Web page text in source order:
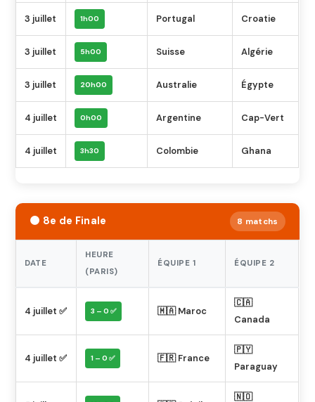
3 juillet 1h00 Portugal Croatie
3 juillet 5h00 Suisse Algérie
3 juillet 20h00 Australie Égypte
4 juillet 0h00 Argentine Cap-Vert
4 juillet 3h30 Colombie Ghana
🟠 8e de Finale 8 matchs
DATE
HEURE
(PARIS)
ÉQUIPE 1 ÉQUIPE 2
4 juillet ✅ 3 – 0 ✅ 🇲🇦 Maroc
🇨🇦
Canada
4 juillet ✅ 1 – 0 ✅ 🇫🇷 France
🇵🇾
Paraguay
🇳🇴